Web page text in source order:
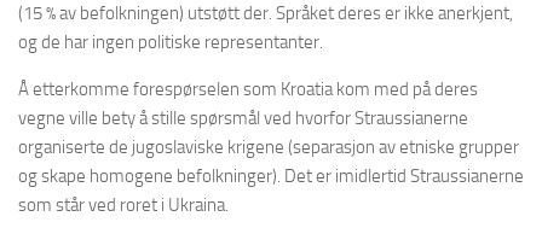
(15 % av befolkningen) utstøtt der. Språket deres er ikke anerkjent,
og de har ingen politiske representanter.
Å etterkomme forespørselen som Kroatia kom med på deres
vegne ville bety å stille spørsmål ved hvorfor Straussianerne
organiserte de jugoslaviske krigene (separasjon av etniske grupper
og skape homogene befolkninger). Det er imidlertid Straussianerne
som står ved roret i Ukraina.